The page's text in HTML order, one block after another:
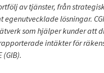
av tjänster, från
egenutvecklade lösningar.
som hjälper kunder att
intäkter för
(GIB).